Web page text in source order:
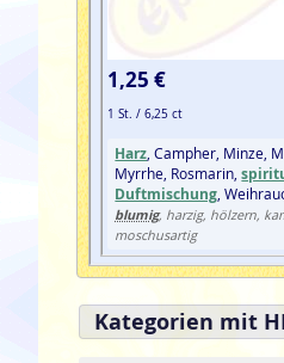
1,25 €
1 St. / 6,25 ct
Harz , Campher, Minze,
Myrrhe, Rosmarin,
Duftmischung ,
blumig, harzig, hölzern,
moschusartig
Kategorien mit